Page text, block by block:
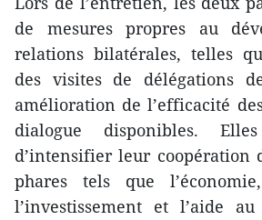
de mesures propres au
relations bilatérales, telles
des visites de délégations
amélioration de l’efficacité
dialogue disponibles.
d’intensifier leur coopération
phares tels que
l’investissement et l’aide au